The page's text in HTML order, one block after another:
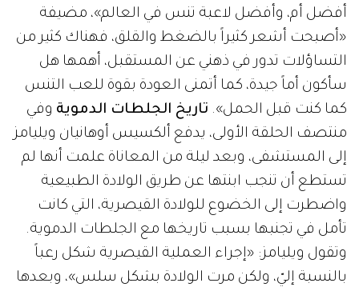
أفضل أم، وأفضل لاعبة تنس في العالم»، مضيفة
«أصبحت أشعر كثيراً بالضغط والقلق، فهناك كثير من
التساؤلات تدور في ذهني عن المستقبل، أهمها هل
سأكون أماً جيدة، كما أتمنى العودة بقوة للعب التنس
كما كنت قبل الحمل». تاريخ الجلطات الدموية وفي
منتصف الحلقة الأولى، يدفع ألكسيس أوهانيان ويليامز
إلى المستشفى، وبعد ليلة من المعاناة علمت أنها لم
تستطع أن تنجب ابنتها عن طريق الولادة الطبيعية
واضطرت إلى الخضوع للولادة القيصرية، التي كانت
تأمل في تجنبها بسبب تاريخها مع الجلطات الدموية.
وتقول ويليامز: «إجراء العملية القيصرية شكل رعباً
بالنسبة إليّ، ولكن مرت الولادة بشكل سلس»، وبعدها